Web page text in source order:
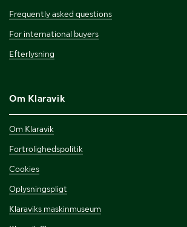
Frequently asked questions
For international buyers
Efterlysning
Om Klaravik
Om Klaravik
Fortrolighedspolitik
Cookies
Oplysningspligt
Klaraviks maskinmuseum